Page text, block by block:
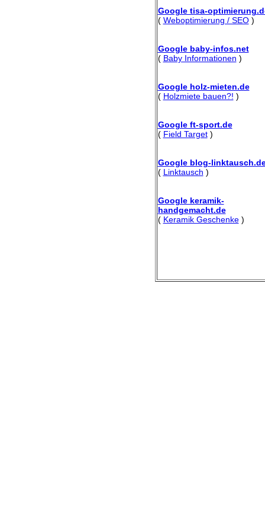
Google tisa-
( Weboptimierung / SEO)
Google baby-infos.net
( Baby Informationen )
Google holz-mieten.de
( Holzmiete bauen?! )
Google ft-sport.de
( Field Target)
Google blog-
( Linktausch )
Google keramik-
handgemacht.de
( Keramik Geschenke)